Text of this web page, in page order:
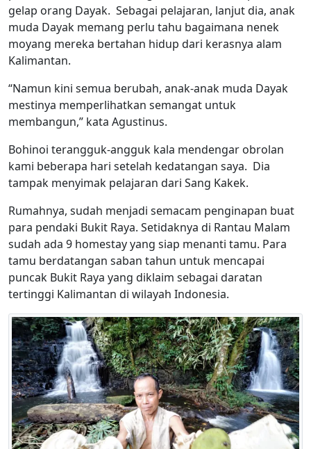
gelap orang Dayak. Sebagai pelajaran, lanjut dia, anak
muda Dayak memang perlu tahu bagaimana nenek
moyang mereka bertahan hidup dari kerasnya alam
Kalimantan.
“Namun kini semua berubah, anak-anak muda Dayak
mestinya memperlihatkan semangat untuk
membangun,” kata Agustinus.
Bohinoi terangguk-angguk kala mendengar obrolan
kami beberapa hari setelah kedatangan saya. Dia
tampak menyimak pelajaran dari Sang Kakek.
Rumahnya, sudah menjadi semacam penginapan buat
para pendaki Bukit Raya. Setidaknya di Rantau Malam
sudah ada 9 homestay yang siap menanti tamu. Para
tamu berdatangan saban tahun untuk mencapai
puncak Bukit Raya yang diklaim sebagai daratan
tertinggi Kalimantan di wilayah Indonesia.